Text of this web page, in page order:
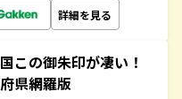
詳細を見る
この御朱印が凄い！
県網羅版